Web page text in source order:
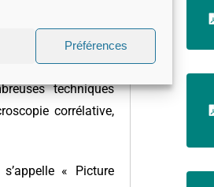
Préférences
techniques
corrélative,
« Picture